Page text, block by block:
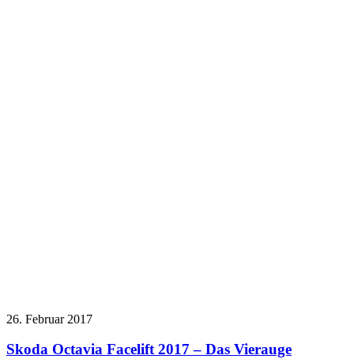
26. Februar 2017
Skoda Octavia Facelift 2017 – Das Vierauge